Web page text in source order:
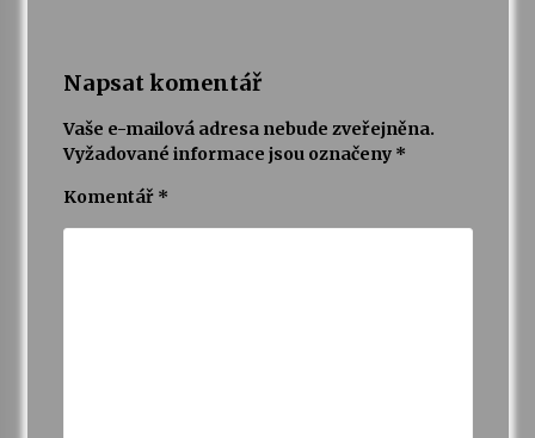
Napsat komentář
Vaše e-mailová adresa nebude zveřejněna.
Vyžadované informace jsou označeny *
Komentář *